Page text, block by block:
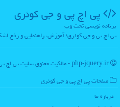
پی اچ پی و جی كوئری
برنامه نویسی تحت وب
پی اچ پی و جی کوئری؛ آموزش، راهنمایی و رفع
صفحات پی اچ پی و جی كوئری
درباره ما